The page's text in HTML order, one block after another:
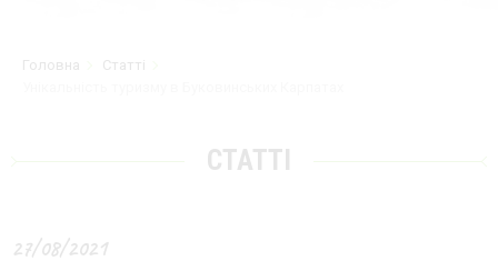
Головна
Статті
СТАТТІ
27/08/2021